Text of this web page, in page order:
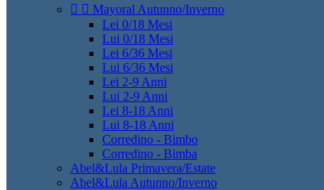
  Mayoral Autunno/Inverno
Lei 0/18 Mesi
Lui 0/18 Mesi
Lei 6/36 Mesi
Lui 6/36 Mesi
Lei 2-9 Anni
Lui 2-9 Anni
Lei 8-18 Anni
Lui 8-18 Anni
Corredino - Bimbo
Corredino - Bimba
Abel&Lula Primavera/Estate
Abel&Lula Autunno/Inverno